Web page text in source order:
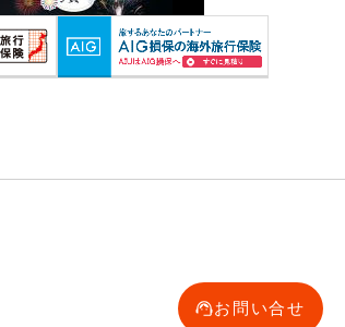
お問い合せ